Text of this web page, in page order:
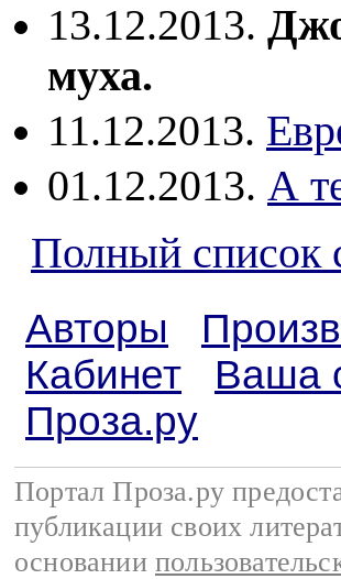
13.12.2013.
муха.
11.12.2013.
01.12.2013. А
Полный список
Авторы
Кабинет
Ваша
Проза.ру
Портал Проза.ру
публикации своих
основании